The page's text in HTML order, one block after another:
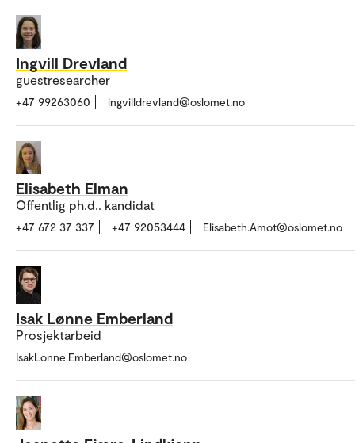
Ingvill Drevland
guestresearcher
+47 99263060 ingvilldrevland@oslomet.no
Elisabeth Elman
Offentlig ph.d.. kandidat
+47 672 37 337 +47 92053444 Elisabeth.Amot@oslomet.no
Isak Lønne Emberland
Prosjektarbeid
IsakLonne.Emberland@oslomet.no